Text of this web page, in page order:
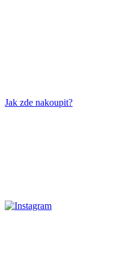
Jak zde nakoupit?